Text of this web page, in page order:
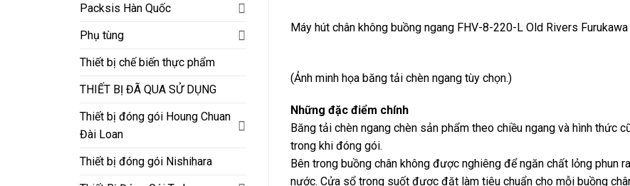
Packsis Hàn Quốc
Phụ tùng
Thiết bị chế biến thực phẩm
THIẾT BỊ ĐÃ QUA SỬ DỤNG
Thiết bị đóng gói Houng Chuan
Đài Loan
Thiết bị đóng gói Nishihara
Máy hút chân không buồng ngang FHV-8-220-L Old Rivers
(Ảnh minh họa băng tải chèn ngang tùy chọn.)
Những đặc điểm chính
Băng tải chèn ngang chèn sản phẩm theo chiều ngang và hình thức
trong khi đóng gói.
Bên trong buồng chân không được nghiêng để ngăn chất lỏng phun
nước. Cửa sổ trong suốt được đặt làm tiêu chuẩn cho mỗi buồng